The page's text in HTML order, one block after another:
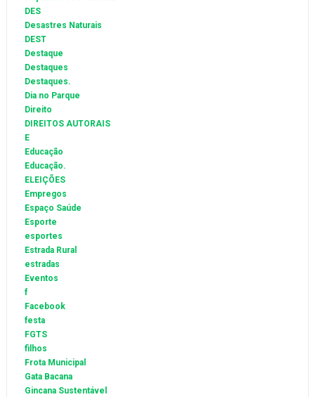
DES
Desastres Naturais
DEST
Destaque
Destaques
Destaques.
Dia no Parque
Direito
DIREITOS AUTORAIS
E
Educação
Educação.
ELEIÇÕES
Empregos
Espaço Saúde
Esporte
esportes
Estrada Rural
estradas
Eventos
f
Facebook
festa
FGTS
filhos
Frota Municipal
Gata Bacana
Gincana Sustentável